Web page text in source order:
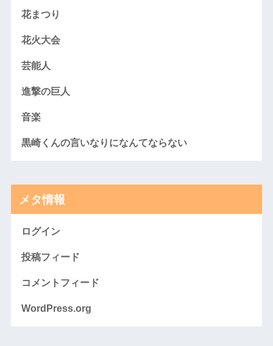
花まつり
花火大会
芸能人
進撃の巨人
音楽
黒崎くんの言いなりになんてならない
メタ情報
ログイン
投稿フィード
コメントフィード
WordPress.org